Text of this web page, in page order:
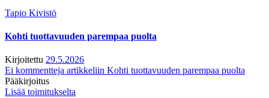
Tapio Kivistö
Kohti tuottavuuden parempaa puolta
Kirjoitettu 29.5.2026
Ei kommentteja artikkeliin Kohti tuottavuuden parempaa puolta
Pääkirjoitus
Lisää toimitukselta